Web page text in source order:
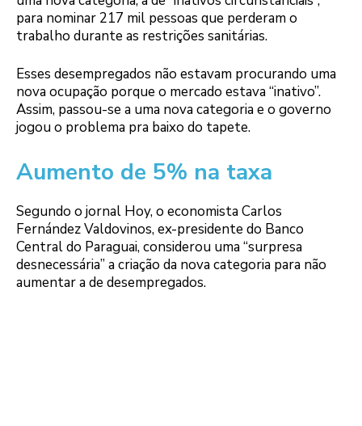
para nominar 217 mil pessoas que perderam o
trabalho durante as restrições sanitárias.
Esses desempregados não estavam procurando uma
nova ocupação porque o mercado estava “inativo”.
Assim, passou-se a uma nova categoria e o governo
jogou o problema pra baixo do tapete.
Aumento de 5% na taxa
Segundo o jornal Hoy, o economista Carlos
Fernández Valdovinos, ex-presidente do Banco
Central do Paraguai, considerou uma “surpresa
desnecessária” a criação da nova categoria para não
aumentar a de desempregados.